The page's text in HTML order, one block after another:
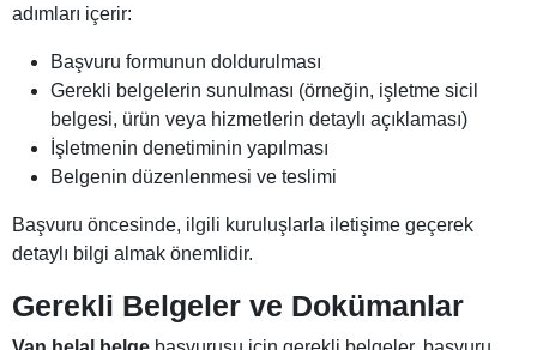
adımları içerir:
Başvuru formunun doldurulması
Gerekli belgelerin sunulması (örneğin, işletme sicil
belgesi, ürün veya hizmetlerin detaylı açıklaması)
İşletmenin denetiminin yapılması
Belgenin düzenlenmesi ve teslimi
Başvuru öncesinde, ilgili kuruluşlarla iletişime geçerek
detaylı bilgi almak önemlidir.
Gerekli Belgeler ve Dokümanlar